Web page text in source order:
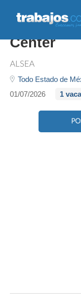
Barista -
Center
ALSEA
Todo Estado de
01/07/2026
1